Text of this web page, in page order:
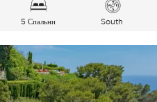
5 Спальни South